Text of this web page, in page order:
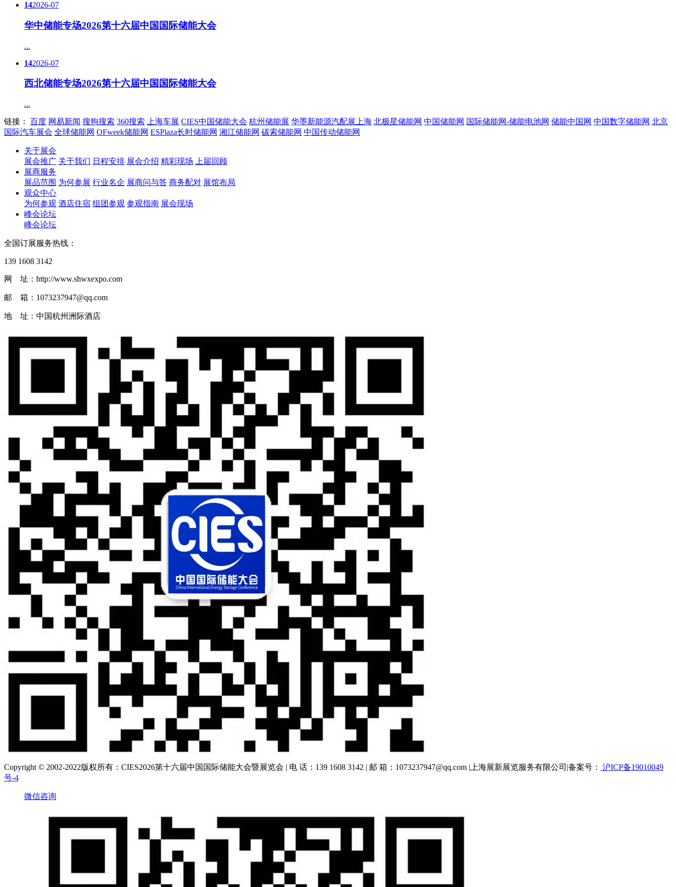
142026-07
华中储能专场2026第十六届中国国际储能大会
...
142026-07
西北储能专场2026第十六届中国国际储能大会
...
链接： 百度 网易新闻 搜狗搜索 360搜索 上海车展 CIES中国储能大会 杭州储能展 华墨新能源汽配展上海 北极星储能网 中国储能网 国际储能网-储能电池网 储能中国网 中国数字储能网 北京
国际汽车展会 全球储能网 OFweek储能网 ESPlaza长时储能网 湘江储能网 碳索储能网 中国传动储能网
关于展会
展会推广 关于我们 日程安排 展会介绍 精彩现场
上届回顾
展商服务
展品范围 为何参展 行业名企 展商问与答 商务配对 展馆布局
观众中心
为何参观 酒店住宿 组团参观 参观指南 展会现场
峰会论坛
峰会论坛
全国订展服务热线：
139 1608 3142
网 址：http://www.shwxexpo.com
邮 箱：1073237947@qq.com
地 址：中国杭州洲际酒店
Copyright © 2002-2022版权所有：CIES2026第十六届中国国际储能大会暨展览会 | 电 话：139 1608 3142 | 邮 箱：1073237947@qq.com |上海展新展览服务有限公司|备案号：
沪ICP备19010049
号-4
微信咨询